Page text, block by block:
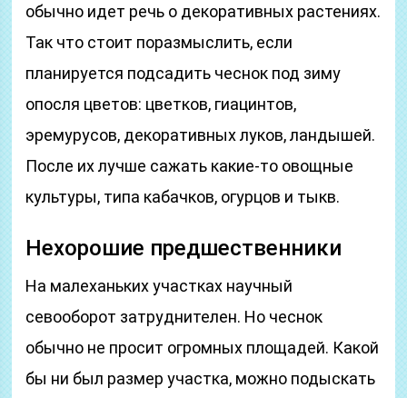
обычно идет речь о декоративных растениях.
Так что стоит поразмыслить, если
планируется подсадить чеснок под зиму
опосля цветов: цветков, гиацинтов,
эремурусов, декоративных луков, ландышей.
После их лучше сажать какие-то овощные
культуры, типа кабачков, огурцов и тыкв.
Нехорошие предшественники
На малеханьких участках научный
севооборот затруднителен. Но чеснок
обычно не просит огромных площадей. Какой
бы ни был размер участка, можно подыскать